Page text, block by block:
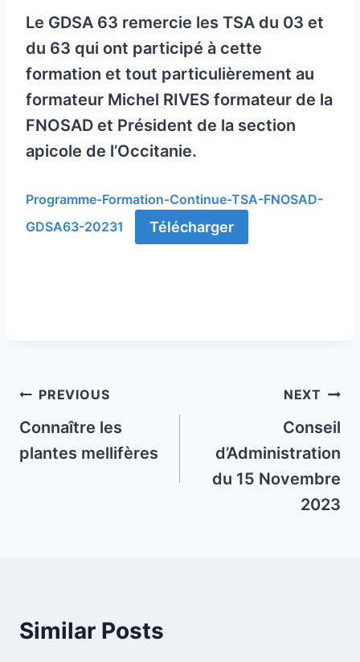
Le GDSA 63 remercie les TSA du 03 et
du 63 qui ont participé à cette
formation et tout particulièrement au
formateur Michel RIVES formateur de la
FNOSAD et Président de la section
apicole de l’Occitanie.
Programme-Formation-Continue-TSA-FNOSAD-
GDSA63-20231
Télécharger
Post
navigation
PREVIOUS
Connaître les
plantes mellifères
NEXT
Conseil
d’Administration
du 15 Novembre
2023
Similar Posts